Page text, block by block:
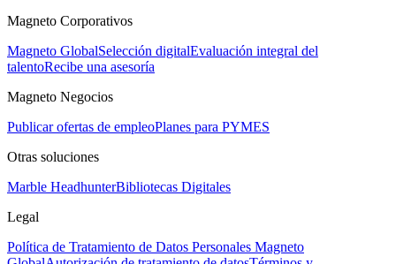
Magneto Corporativos
Magneto GlobalSelección digitalEvaluación integral del
talentoRecibe una asesoría
Magneto Negocios
Publicar ofertas de empleoPlanes para PYMES
Otras soluciones
Marble HeadhunterBibliotecas Digitales
Legal
Política de Tratamiento de Datos Personales Magneto